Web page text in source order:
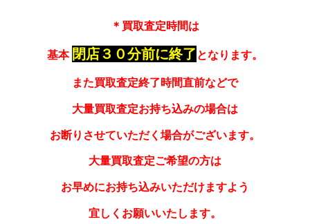
＊買取査定時間は
基本 閉店３０分前に終了 となります。
また買取査定終了時間直前などで
大量買取査定お持ち込みの場合は
お断りさせていただく場合がございます。
大量買取査定ご希望の方は
お早めにお持ち込みいただけますよう
宜しくお願いいたします。